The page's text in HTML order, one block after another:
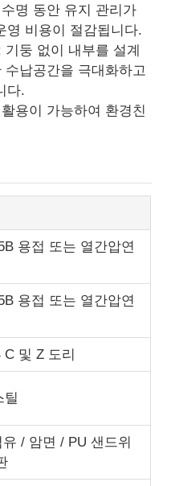
명 동안 유지 관리가
영 비용이 절감됩니다.
기둥 없이 내부를 설계
납공간을 극대화하고
다.
용이 가능하여 환경친
용접 또는 열간압연
용접 또는 열간압연
C 및 Z 도리
틸
/ 암면 / PU 샌드위